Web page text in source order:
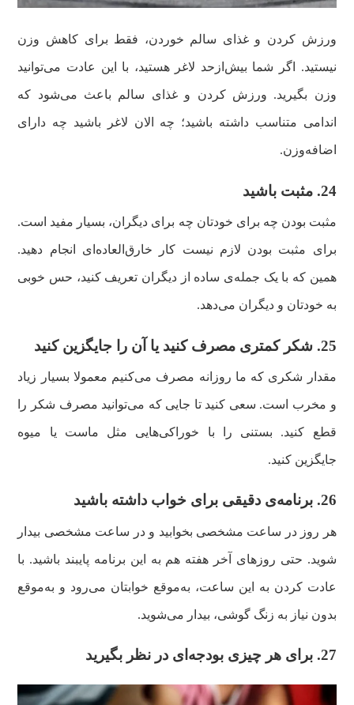
ورزش کردن و غذای سالم خوردن، فقط برای کاهش وزن
نیستید. اگر شما بیش‌ازحد لاغر هستید، با این عادت می‌توانید
وزن بگیرید. ورزش کردن و غذای سالم باعث می‌شود که
اندامی متناسب داشته باشید؛ چه الان لاغر باشید چه دارای
اضافه‌وزن.
24. مثبت باشید
مثبت بودن چه برای خودتان چه برای دیگران، بسیار مفید است.
برای مثبت بودن لازم نیست کار خارق‌العاده‌ای انجام دهید.
همین که با یک جمله‌ی ساده از دیگران تعریف کنید، حس خوبی
به خودتان و دیگران می‌دهد.
25. شکر کمتری مصرف کنید یا آن را جایگزین کنید
مقدار شکری که ما روزانه مصرف می‌کنیم معمولا بسیار زیاد
و مخرب است. سعی کنید تا جایی که می‌توانید مصرف شکر را
قطع کنید. بستنی را با خوراکی‌هایی مثل ماست یا میوه
جایگزین کنید.
26. برنامه‌ی دقیقی برای خواب داشته باشید
هر روز در ساعت مشخصی بخوابید و در ساعت مشخصی بیدار
شوید. حتی روزهای آخر هفته هم به این برنامه پایبند باشید. با
عادت کردن به این ساعت، به‌موقع خوابتان می‌رود و به‌موقع
بدون نیاز به زنگ گوشی، بیدار می‌شوید.
27. برای هر چیزی بودجه‌ای در نظر بگیرید